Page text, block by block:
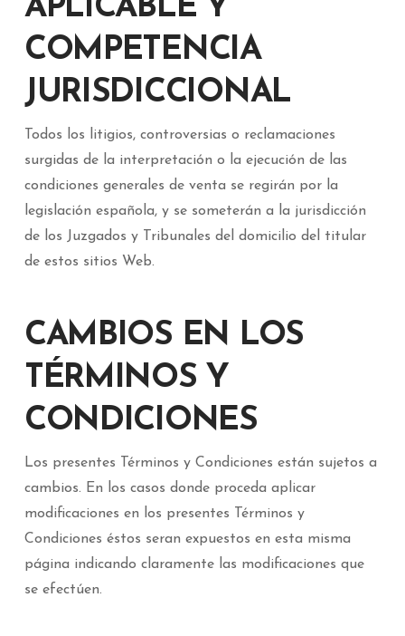
APLICABLE Y
COMPETENCIA
JURISDICCIONAL
Todos los litigios, controversias o reclamaciones
surgidas de la interpretación o la ejecución de las
condiciones generales de venta se regirán por la
legislación española, y se someterán a la jurisdicción
de los Juzgados y Tribunales del domicilio del titular
de estos sitios Web.
CAMBIOS EN LOS
TÉRMINOS Y
CONDICIONES
Los presentes Términos y Condiciones están sujetos a
cambios. En los casos donde proceda aplicar
modificaciones en los presentes Términos y
Condiciones éstos seran expuestos en esta misma
página indicando claramente las modificaciones que
se efectúen.